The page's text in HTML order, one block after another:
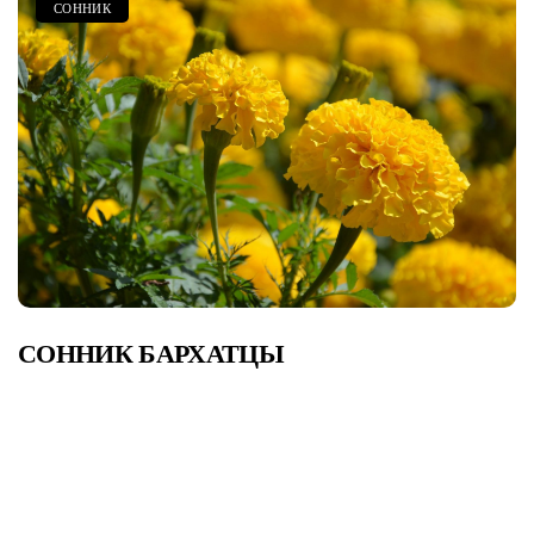
СОННИК
СОННИК БАРХАТЦЫ